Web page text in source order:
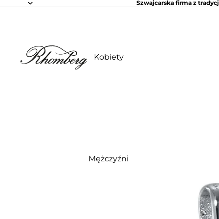
Szwajcarska firma z
Kobiety
Mężczyźni